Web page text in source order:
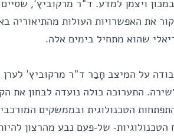
ויצמן למדע. ד"ר מרקוביץ',
את האפשרויות העולות מהתיאוריה
שהוא מתחיל בימים אלה.
על המיצב חָבַר ד"ר מרקוביץ' לערן
התערוכה כולה נועדה לבחון את
הטכנולוגית ובממשקים
הטכנולוגיות- של-פעם נבע מהרצון